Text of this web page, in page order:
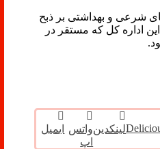
شرعی و بهداشتی بر ذبح
اداره کل که مستقر در
لینکدینواتس
اپ
ایمیل